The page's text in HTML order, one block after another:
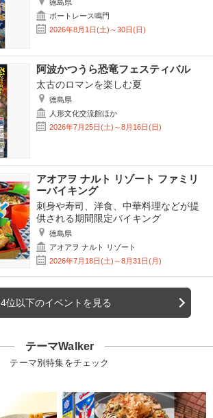
徳島県
ボートレース鳴門
2026年8月1日(土)～30日(日)
阿波かつうら恐竜フェスティバル
太古のロマンを楽しむ夏
徳島県
人形文化交流館ほか
2026年7月25日(土)～8月16日(日)
アオアヲ ナルト リゾート ファミリ
ーバイキング
刺身や寿司、洋食、中華料理などが提
供される期間限定バイキング
徳島県
アオアヲ ナルト リゾート
2026年7月18日(土)～8月31日(月)
4位以下のイベントを見る
テーマWalker
テーマ別特集をチェック